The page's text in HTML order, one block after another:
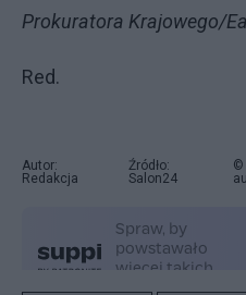
Prokuratora Krajowego/
Red.
Autor:
Redakcja
Źródło:
Salon24
©